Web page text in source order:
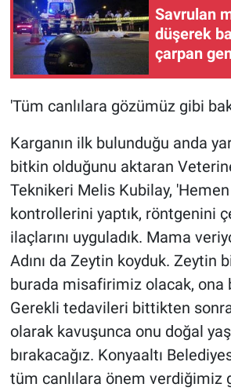
Savrulan
düşerek
çarpan
'Tüm canlılara gözümüz gibi
Karganın ilk bulunduğu anda
bitkin olduğunu aktaran
Teknikeri Melis Kubilay, 'Hemen
kontrollerini yaptık, röntgenini
ilaçlarını uyguladık. Mama
Adını da Zeytin koyduk. Zeytin
burada misafirimiz olacak, ona
Gerekli tedavileri bittikten
olarak kavuşunca onu doğal
bırakacağız. Konyaaltı
tüm canlılara önem verdiğimiz